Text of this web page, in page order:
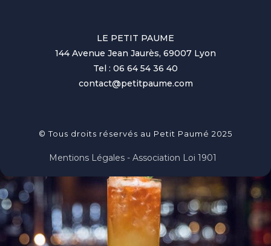
LE PETIT PAUME
144 Avenue Jean Jaurès, 69007 Lyon
Tel : 06 64 54 36 40
contact@petitpaume.com
© Tous droits réservés au Petit Paumé 2025
Mentions Légales - Association Loi 1901